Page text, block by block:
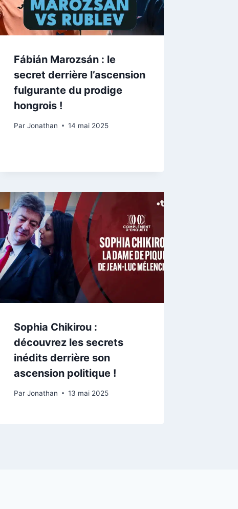
Fábián Marozsán : le
secret derrière l’ascension
fulgurante du prodige
hongrois !
Par Jonathan 14 mai 2025
Sophia Chikirou :
découvrez les secrets
inédits derrière son
ascension politique !
Par Jonathan 13 mai 2025